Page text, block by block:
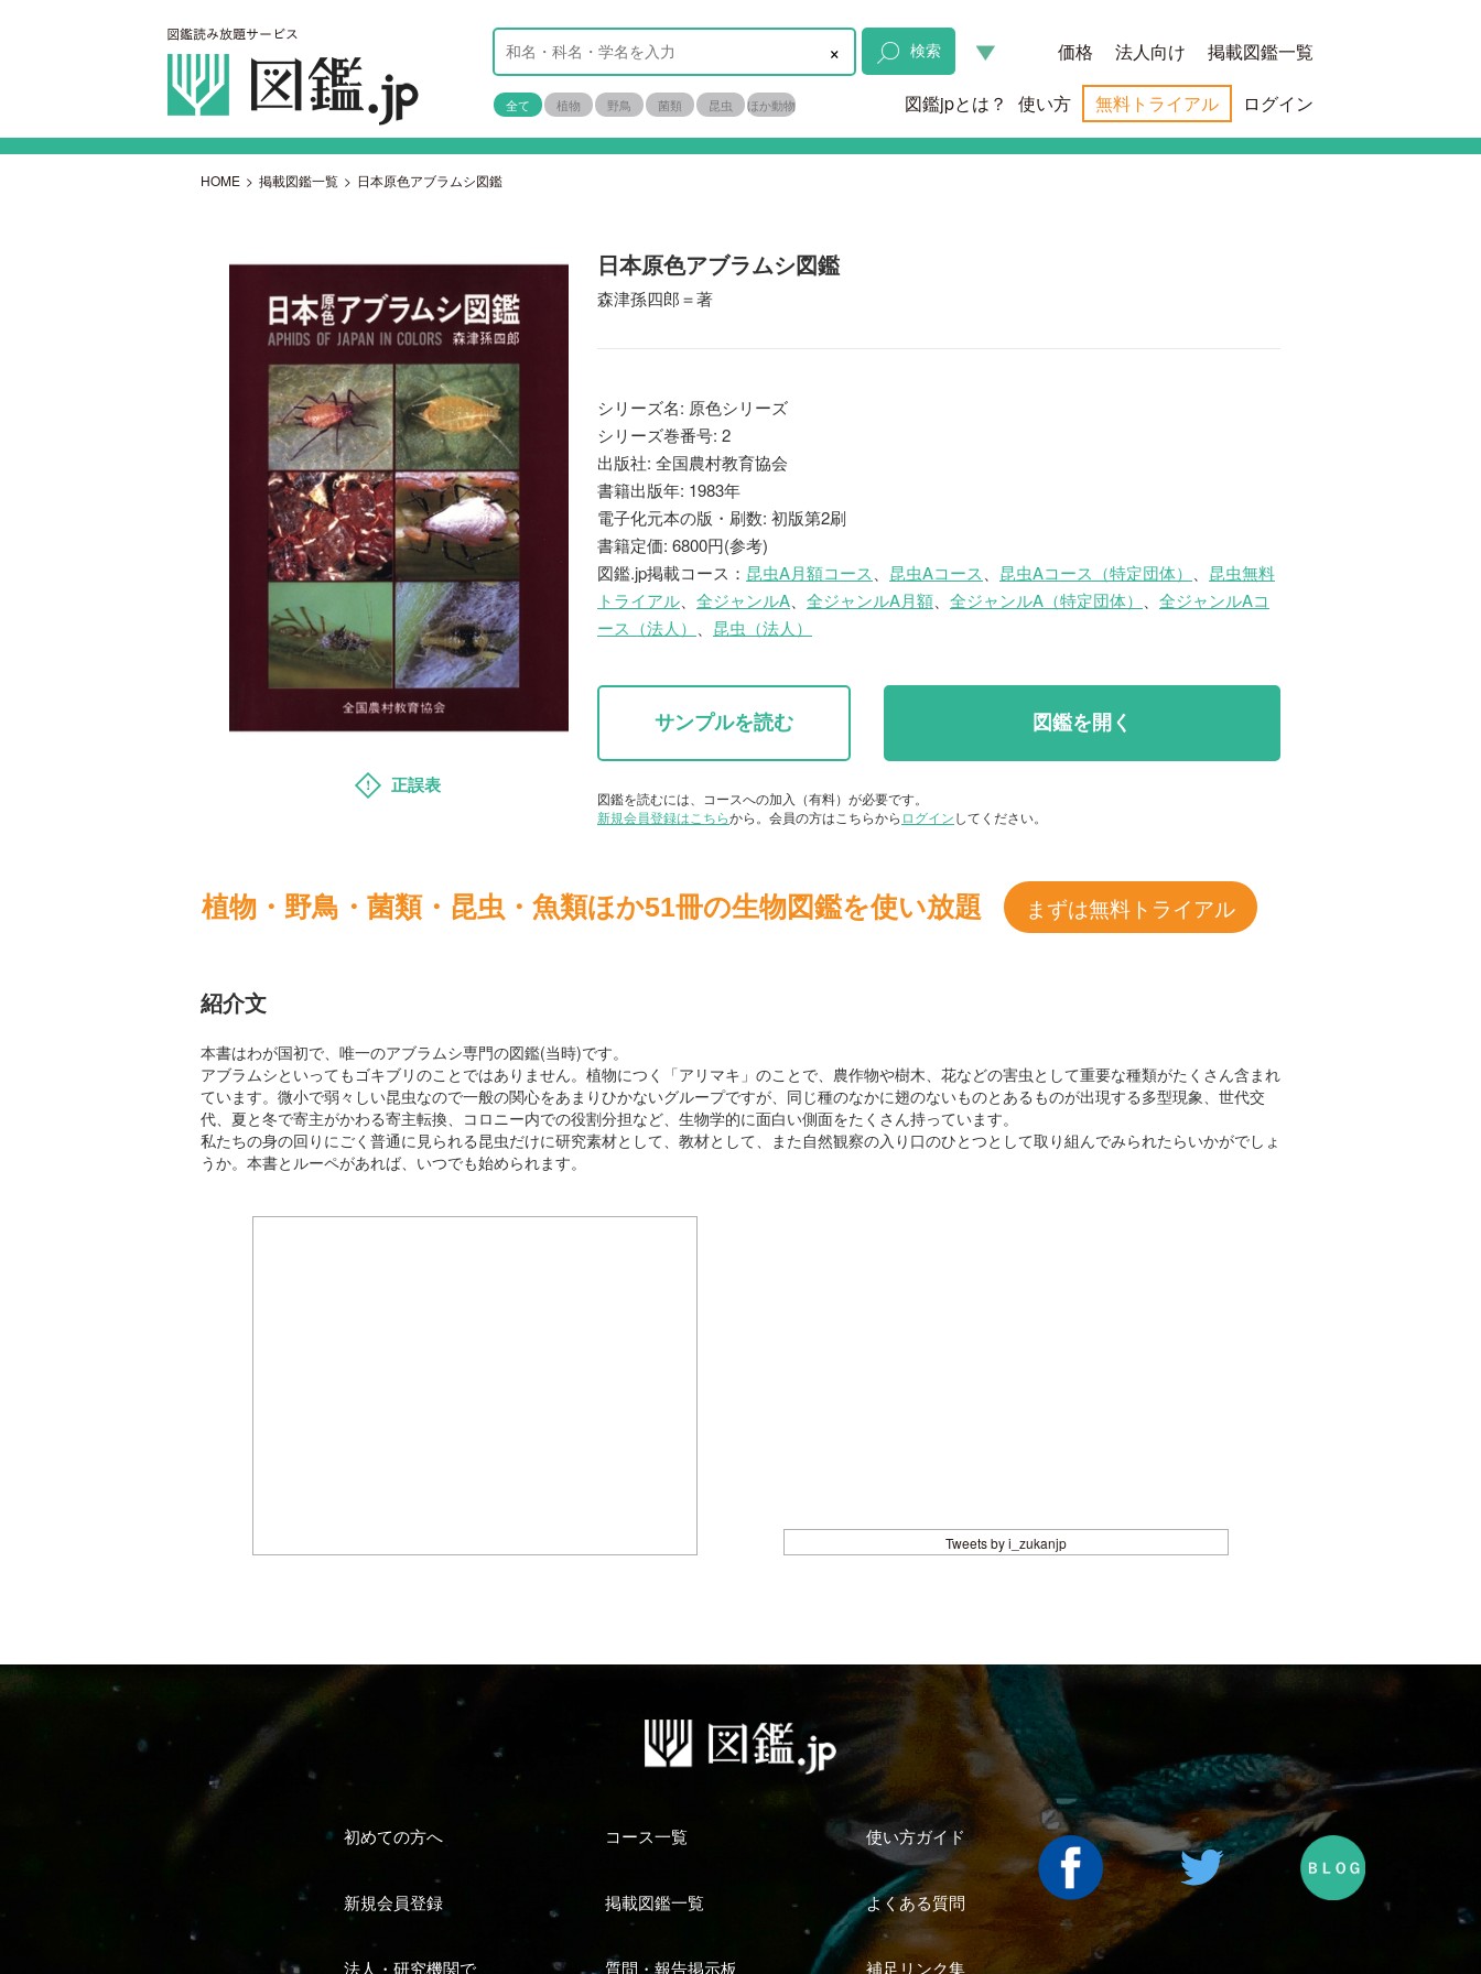
× 検索
全て 植物 野鳥 菌類 昆虫 ほか動物
価格 法人向け 掲載図鑑一覧
図鑑jpとは？ 使い方 無料トライアル ログイン
HOME > 掲載図鑑一覧 > 日本原色アブラムシ図鑑
正誤表
日本原色アブラムシ図鑑
森津孫四郎＝著
シリーズ名: 原色シリーズ
シリーズ巻番号: 2
出版社: 全国農村教育協会
書籍出版年: 1983年
電子化元本の版・刷数: 初版第2刷
書籍定価: 6800円(参考)
図鑑.jp掲載コース： 昆虫A月額コース 昆虫Aコース 昆虫Aコース（特定団体）
昆虫無料
トライアル
全ジャンルA 全ジャンルA月額 全ジャンルA（特定団体）
全ジャンルAコ
ース（法人）
昆虫（法人）
サンプルを読む 図鑑を開く
図鑑を読むには、コースへの加入（有料）が必要です。
新規会員登録はこちらから。会員の方はこちらから ログインしてください。
植物・野鳥・菌類・昆虫・魚類ほか51冊の生物図鑑を使い放題 まずは無料トライアル
紹介文
本書はわが国初で、唯一のアブラムシ専門の図鑑(当時)です。
アブラムシといってもゴキブリのことではありません。植物につく「アリマキ」のことで、農作物や樹木、花などの害虫として重要な種類がたくさん含まれ
ています。微小で弱々しい昆虫なので一般の関心をあまりひかないグループですが、同じ種のなかに翅のないものとあるものが出現する多型現象、世代交
代、夏と冬で寄主がかわる寄主転換、コロニー内での役割分担など、生物学的に面白い側面をたくさん持っています。
私たちの身の回りにごく普通に見られる昆虫だけに研究素材として、教材として、また自然観察の入り口のひとつとして取り組んでみられたらいかがでしょ
うか。本書とルーペがあれば、いつでも始められます。
Tweets by i_zukanjp
初めての方へ コース一覧 使い方ガイド
新規会員登録 掲載図鑑一覧 よくある質問
法人・研究機関で 質問・報告掲示板 補足リンク集